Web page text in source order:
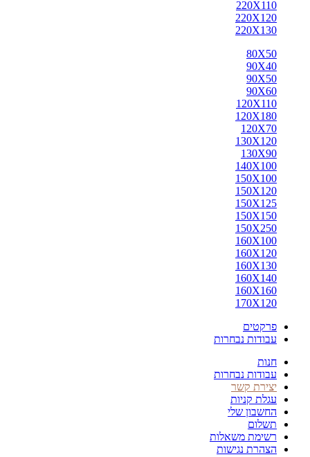
220X110
220X120
220X130
80X50
90X40
90X50
90X60
120X110
120X180
120X70
130X120
130X90
140X100
150X100
150X120
150X125
150X150
150X250
160X100
160X120
160X130
160X140
160X160
170X120
פרקטים
עבודות נבחרות
חנות
עבודות נבחרות
יצירת קשר
עגלת קניות
החשבון שלי
תשלום
רשימת משאלות
הצהרת נגישות